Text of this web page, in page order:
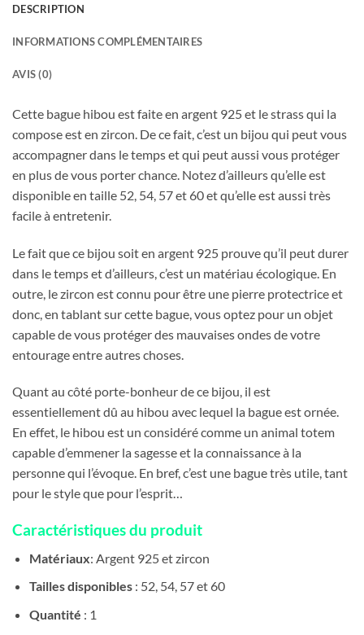
DESCRIPTION
INFORMATIONS COMPLÉMENTAIRES
AVIS (0)
Cette bague hibou est faite en argent 925 et le strass qui la
compose est en zircon. De ce fait, c’est un bijou qui peut vous
accompagner dans le temps et qui peut aussi vous protéger
en plus de vous porter chance. Notez d’ailleurs qu’elle est
disponible en taille 52, 54, 57 et 60 et qu’elle est aussi très
facile à entretenir.
Le fait que ce bijou soit en argent 925 prouve qu’il peut durer
dans le temps et d’ailleurs, c’est un matériau écologique. En
outre, le zircon est connu pour être une pierre protectrice et
donc, en tablant sur cette bague, vous optez pour un objet
capable de vous protéger des mauvaises ondes de votre
entourage entre autres choses.
Quant au côté porte-bonheur de ce bijou, il est
essentiellement dû au hibou avec lequel la bague est ornée.
En effet, le hibou est un considéré comme un animal totem
capable d’emmener la sagesse et la connaissance à la
personne qui l’évoque. En bref, c’est une bague très utile, tant
pour le style que pour l’esprit…
Caractéristiques du produit
Matériaux: Argent 925 et zircon
Tailles disponibles : 52, 54, 57 et 60
Quantité : 1